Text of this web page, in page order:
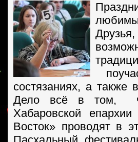
состязаниях, а также
Дело всё в том,
Хабаровской
Восток» проводят в